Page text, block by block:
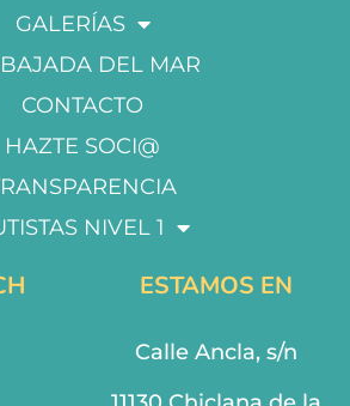
GALERÍAS
DEL MAR
CONTACTO
HAZTE SOCI@
NIVEL 1
ESTAMOS EN
Calle Ancla, s/n